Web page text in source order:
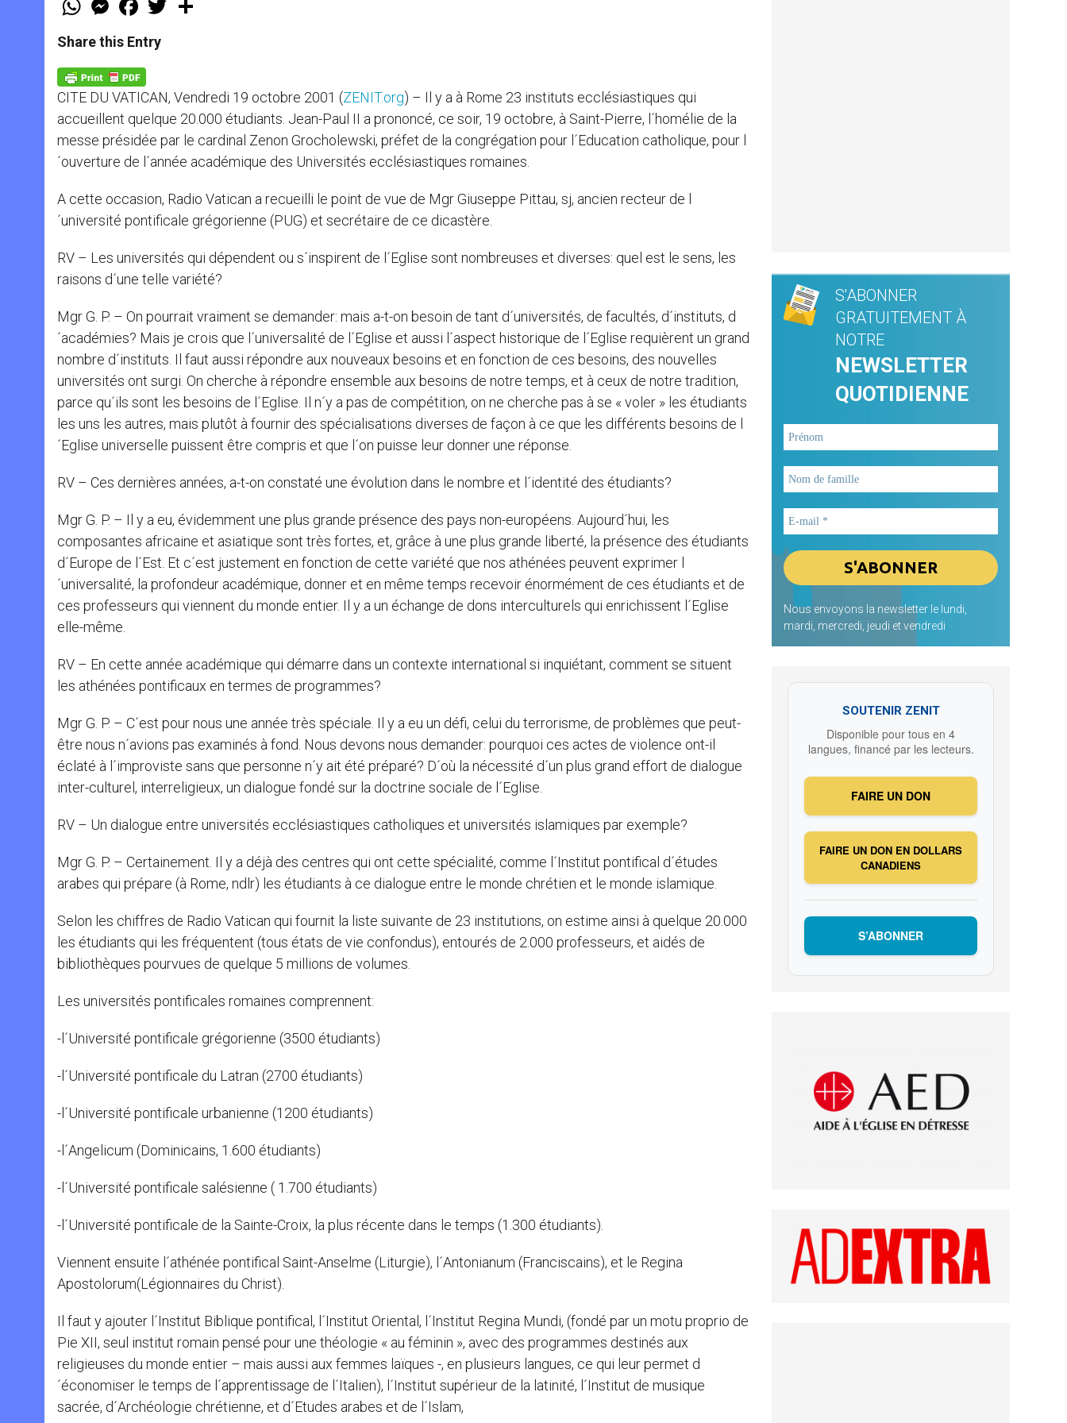
t
s
p
p
e
s
e
g
e
r
a
e
b
k
w
Share this Entry
CITE DU VATICAN, Vendredi 19 octobre 2001 (ZENIT.org) – Il y a à Rome 23 instituts ecclésiastiques qui
accueillent quelque 20.000 étudiants. Jean-Paul II a prononcé, ce soir, 19 octobre, à Saint-Pierre, l´homélie de la
messe présidée par le cardinal Zenon Grocholewski, préfet de la congrégation pour l´Education catholique, pour l
´ouverture de l´année académique des Universités ecclésiastiques romaines.
A cette occasion, Radio Vatican a recueilli le point de vue de Mgr Giuseppe Pittau, sj, ancien recteur de l
´université pontificale grégorienne (PUG) et secrétaire de ce dicastère.
RV – Les universités qui dépendent ou s´inspirent de l´Eglise sont nombreuses et diverses: quel est le sens, les
raisons d´une telle variété?
Mgr G. P. – On pourrait vraiment se demander: mais a-t-on besoin de tant d´universités, de facultés, d´instituts, d
´académies? Mais je crois que l´universalité de l´Eglise et aussi l´aspect historique de l´Eglise requièrent un grand
nombre d´instituts. Il faut aussi répondre aux nouveaux besoins et en fonction de ces besoins, des nouvelles
universités ont surgi. On cherche à répondre ensemble aux besoins de notre temps, et à ceux de notre tradition,
parce qu´ils sont les besoins de l´Eglise. Il n´y a pas de compétition, on ne cherche pas à se « voler » les étudiants
les uns les autres, mais plutôt à fournir des spécialisations diverses de façon à ce que les différents besoins de l
´Eglise universelle puissent être compris et que l´on puisse leur donner une réponse.
RV – Ces dernières années, a-t-on constaté une évolution dans le nombre et l´identité des étudiants?
Mgr G. P. – Il y a eu, évidemment une plus grande présence des pays non-européens. Aujourd´hui, les
composantes africaine et asiatique sont très fortes, et, grâce à une plus grande liberté, la présence des étudiants
d´Europe de l´Est. Et c´est justement en fonction de cette variété que nos athénées peuvent exprimer l
´universalité, la profondeur académique, donner et en même temps recevoir énormément de ces étudiants et de
ces professeurs qui viennent du monde entier. Il y a un échange de dons interculturels qui enrichissent l´Eglise
elle-même.
RV – En cette année académique qui démarre dans un contexte international si inquiétant, comment se situent
les athénées pontificaux en termes de programmes?
Mgr G. P. – C´est pour nous une année très spéciale. Il y a eu un défi, celui du terrorisme, de problèmes que peut-
être nous n´avions pas examinés à fond. Nous devons nous demander: pourquoi ces actes de violence ont-il
éclaté à l´improviste sans que personne n´y ait été préparé? D´où la nécessité d´un plus grand effort de dialogue
inter-culturel, interreligieux, un dialogue fondé sur la doctrine sociale de l´Eglise.
RV – Un dialogue entre universités ecclésiastiques catholiques et universités islamiques par exemple?
Mgr G. P. – Certainement. Il y a déjà des centres qui ont cette spécialité, comme l´Institut pontifical d´études
arabes qui prépare (à Rome, ndlr) les étudiants à ce dialogue entre le monde chrétien et le monde islamique.
Selon les chiffres de Radio Vatican qui fournit la liste suivante de 23 institutions, on estime ainsi à quelque 20.000
les étudiants qui les fréquentent (tous états de vie confondus), entourés de 2.000 professeurs, et aidés de
bibliothèques pourvues de quelque 5 millions de volumes.
Les universités pontificales romaines comprennent:
-l´Université pontificale grégorienne (3500 étudiants)
-l´Université pontificale du Latran (2700 étudiants)
-l´Université pontificale urbanienne (1200 étudiants)
-l´Angelicum (Dominicains, 1.600 étudiants)
-l´Université pontificale salésienne ( 1.700 étudiants)
-l´Université pontificale de la Sainte-Croix, la plus récente dans le temps (1.300 étudiants).
Viennent ensuite l´athénée pontifical Saint-Anselme (Liturgie), l´Antonianum (Franciscains), et le Regina
Apostolorum(Légionnaires du Christ).
Il faut y ajouter l´Institut Biblique pontifical, l´Institut Oriental, l´Institut Regina Mundi, (fondé par un motu proprio de
Pie XII, seul institut romain pensé pour une théologie « au féminin », avec des programmes destinés aux
religieuses du monde entier – mais aussi aux femmes laïques -, en plusieurs langues, ce qui leur permet d
´économiser le temps de l´apprentissage de l´Italien), l´Institut supérieur de la latinité, l´Institut de musique
sacrée, d´Archéologie chrétienne, et d´Etudes arabes et de l´Islam,
S'ABONNER
GRATUITEMENT À
NOTRE
NEWSLETTER
QUOTIDIENNE
Nous envoyons la newsletter le lundi,
mardi, mercredi, jeudi et vendredi
SOUTENIR ZENIT
Disponible pour tous en 4
langues, financé par les lecteurs.
FAIRE UN DON
FAIRE UN DON EN DOLLARS
CANADIENS
S’ABONNER